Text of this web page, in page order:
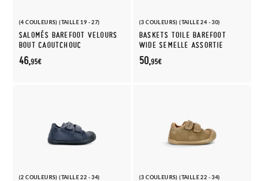
(4 COULEURS) (TAILLE 19 - 27)
SALOMÉS BAREFOOT VELOURS
BOUT CAOUTCHOUC
46,95€
(3 COULEURS) (TAILLE 24 - 30)
BASKETS TOILE BAREFOOT
WIDE SEMELLE ASSORTIE
50,95€
(2 COULEURS) (TAILLE 22 - 34) (3 COULEURS) (TAILLE 22 - 34)